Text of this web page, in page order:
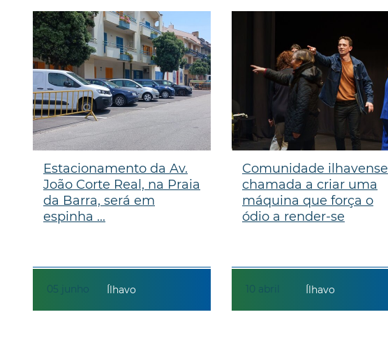
05 junho
Estacionamento da Av.
João Corte Real, na Praia
da Barra, será em
espinha ...
Ílhavo 10 abril
Comunidade ilhavense
chamada a criar uma
máquina que força o
ódio a render-se
Ílhavo